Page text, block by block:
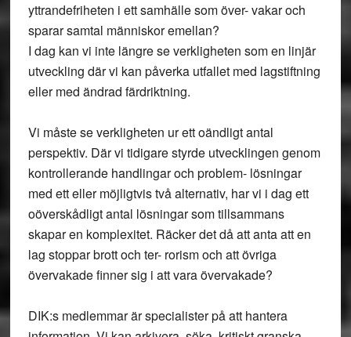
yttrandefriheten i ett samhälle som över- vakar och
sparar samtal människor emellan?
I dag kan vi inte längre se verkligheten som en linjär
utveckling där vi kan påverka utfallet med lagstiftning
eller med ändrad färdriktning.
Vi måste se verkligheten ur ett oändligt antal
perspektiv. Där vi tidigare styrde utvecklingen genom
kontrollerande handlingar och problem- lösningar
med ett eller möjligtvis två alternativ, har vi i dag ett
oöverskådligt antal lösningar som tillsammans
skapar en komplexitet. Räcker det då att anta att en
lag stoppar brott och ter- rorism och att övriga
övervakade finner sig i att vara övervakade?
DIK:s medlemmar är specialister på att hantera